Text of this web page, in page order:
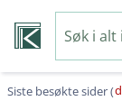
Siste besøkte sider (